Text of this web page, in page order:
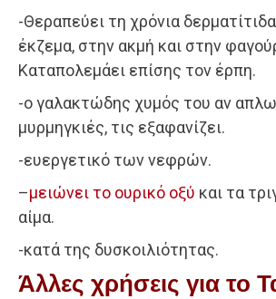
-Θεραπεύει τη χρόνια
έκζεμα, στην ακμή και στην
Καταπολεμάει επίσης τον έρπη.
-ο γαλακτώδης χυμός του αν
μυρμηγκιές, τις εξαφανίζει.
-ευεργετικό των νεφρών.
–μειώνει το ουρικό οξύ και τα
αίμα.
-κατά της δυσκοιλιότητας.
Άλλες χρήσεις για το